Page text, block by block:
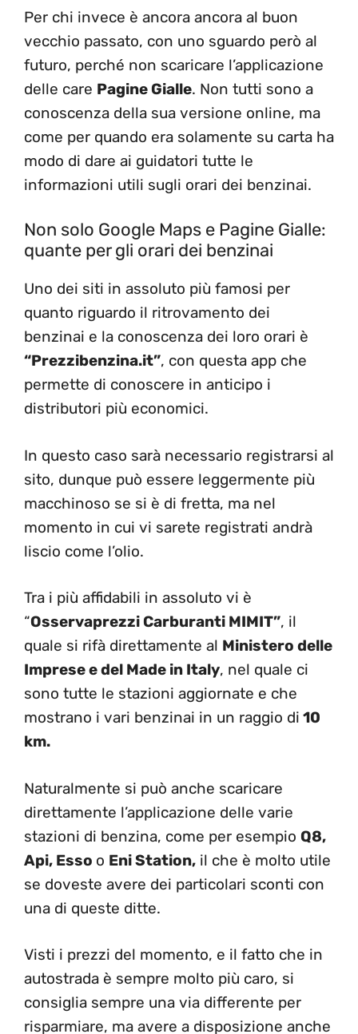
Per chi invece è ancora ancora al buon
vecchio passato, con uno sguardo però al
futuro, perché non scaricare l’applicazione
delle care Pagine Gialle. Non tutti sono a
conoscenza della sua versione online, ma
come per quando era solamente su carta ha
modo di dare ai guidatori tutte le
informazioni utili sugli orari dei benzinai.
Non solo Google Maps e Pagine Gialle:
quante per gli orari dei benzinai
Uno dei siti in assoluto più famosi per
quanto riguardo il ritrovamento dei
benzinai e la conoscenza dei loro orari è
“Prezzibenzina.it”, con questa app che
permette di conoscere in anticipo i
distributori più economici.
In questo caso sarà necessario registrarsi al
sito, dunque può essere leggermente più
macchinoso se si è di fretta, ma nel
momento in cui vi sarete registrati andrà
liscio come l’olio.
Tra i più affidabili in assoluto vi è
“Osservaprezzi Carburanti MIMIT”, il
quale si rifà direttamente al Ministero delle
Imprese e del Made in Italy, nel quale ci
sono tutte le stazioni aggiornate e che
mostrano i vari benzinai in un raggio di 10
km.
Naturalmente si può anche scaricare
direttamente l’applicazione delle varie
stazioni di benzina, come per esempio Q8,
Api, Esso o Eni Station, il che è molto utile
se doveste avere dei particolari sconti con
una di queste ditte.
Visti i prezzi del momento, e il fatto che in
autostrada è sempre molto più caro, si
consiglia sempre una via differente per
risparmiare, ma avere a disposizione anche